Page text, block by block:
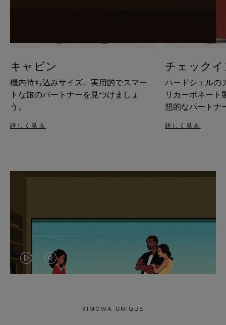
キャビン
機内持ち込みサイズ。実用的でスマー
トな旅のパートナーを見つけましょ
う。
詳しく見る
チェック
ハードシェルの
リカーボネート
想的なパートナ
詳しく見る
VIDEOVIDEO
RIMOWA UNIQUE